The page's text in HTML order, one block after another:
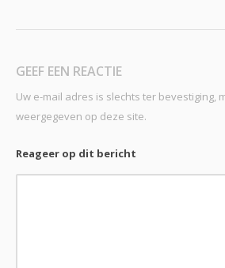
GEEF EEN REACTIE
Uw e-mail adres is slechts ter bevestiging,
weergegeven op deze site.
Reageer op dit bericht